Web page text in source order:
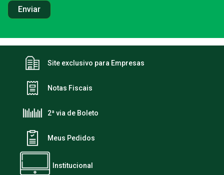
Site exclusivo para Empresas
Notas Fiscais
2ª via de Boleto
Meus Pedidos
Institucional